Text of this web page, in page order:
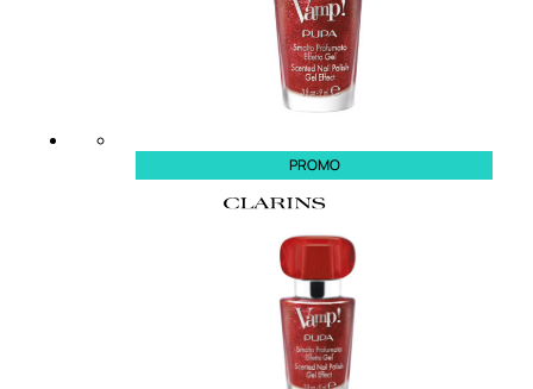
PROMO